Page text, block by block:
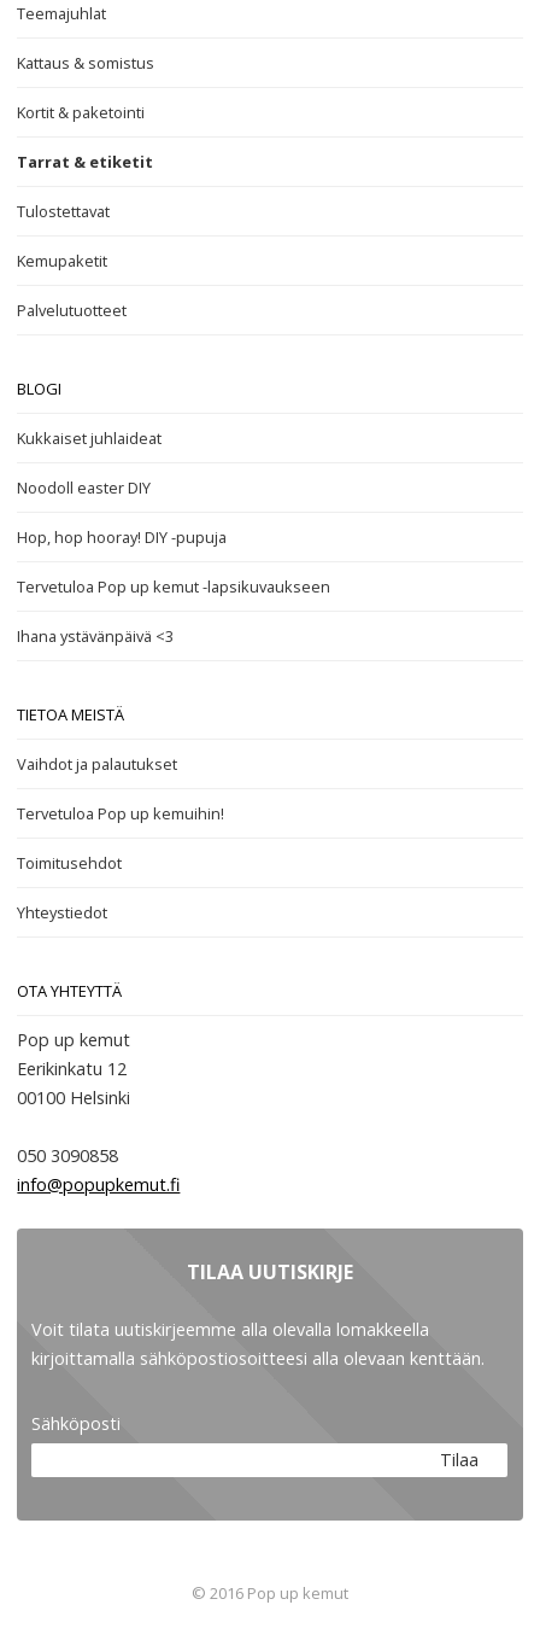
Teemajuhlat
Kattaus & somistus
Kortit & paketointi
Tarrat & etiketit
Tulostettavat
Kemupaketit
Palvelutuotteet
BLOGI
Kukkaiset juhlaideat
Noodoll easter DIY
Hop, hop hooray! DIY -pupuja
Tervetuloa Pop up kemut -lapsikuvaukseen
Ihana ystävänpäivä <3
TIETOA MEISTÄ
Vaihdot ja palautukset
Tervetuloa Pop up kemuihin!
Toimitusehdot
Yhteystiedot
OTA YHTEYTTÄ
Pop up kemut
Eerikinkatu 12
00100 Helsinki
050 3090858
info@popupkemut.fi
TILAA UUTISKIRJE
Voit tilata uutiskirjeemme alla olevalla lomakkeella
kirjoittamalla sähköpostiosoitteesi alla olevaan kenttään.
Sähköposti
Tilaa
© 2016 Pop up kemut